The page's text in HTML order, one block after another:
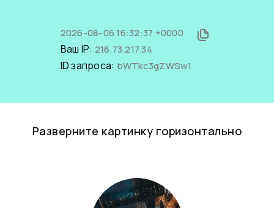
2026-08-06 16:32:37 +0000
Ваш IP: 216.73.217.34
ID запроса: bWTkc3gZWSw1
Разверните картинку горизонтально